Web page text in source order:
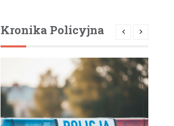
Kronika Policyjna